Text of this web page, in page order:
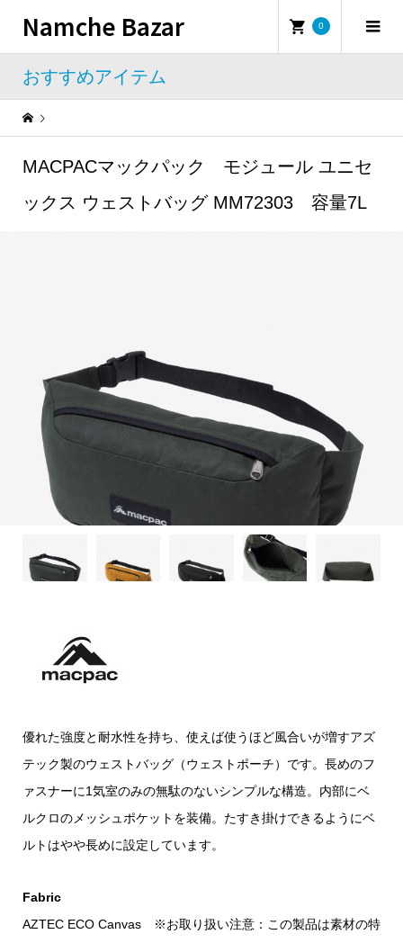
Namche Bazar 0
おすすめアイテム
MACPACマックパック モジュール ユニセックス ウェストバッグ MM72303 容量7L
MACPACマックパック モジュール ユニセ
ックス ウェストバッグ MM72303 容量7L
優れた強度と耐水性を持ち、使えば使うほど風合いが増すアズ
テック製のウェストバッグ（ウェストポーチ）です。長めのフ
ァスナーに1気室のみの無駄のないシンプルな構造。内部にベ
ルクロのメッシュポケットを装備。たすき掛けできるようにベ
ルトはやや長めに設定しています。
Fabric
AZTEC ECO Canvas ※お取り扱い注意：この製品は素材の特